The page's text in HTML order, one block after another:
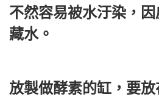
不然容易被水汙染，
藏水。
放製做酵素的缸，要